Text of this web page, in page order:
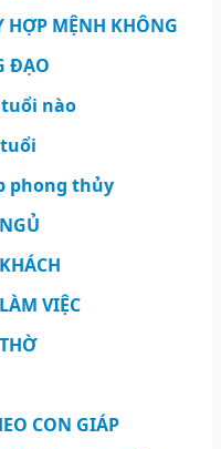
HỢP MỆNH KHÔNG
ĐẠO
nào
phong thủy
VIỆC
CON GIÁP